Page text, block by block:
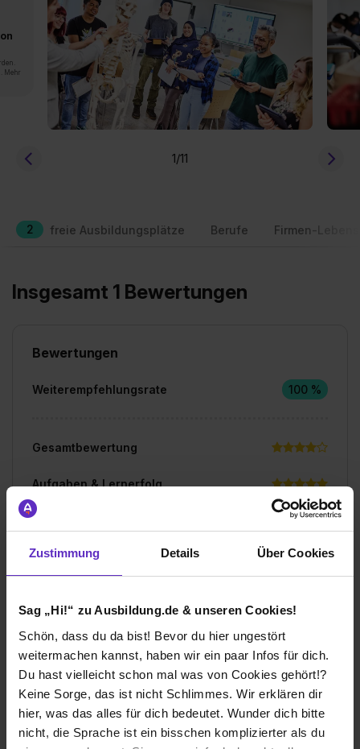
Zustimmung Details Über Cookies
Sag „Hi!“ zu Ausbildung.de & unseren Cookies!
Schön, dass du da bist! Bevor du hier ungestört
weitermachen kannst, haben wir ein paar Infos für dich.
Du hast vielleicht schon mal was von Cookies gehört!?
Keine Sorge, das ist nicht Schlimmes. Wir erklären dir
hier, was das alles für dich bedeutet. Wunder dich bitte
nicht, die Sprache ist ein bisschen komplizierter als du
Mehr
1/11
2 freie Ausbildungsplätze Berufe Firmen-
Insgesamt 1 Bewertungen
Ich würde diese Firma
Bewertungen
Weiterempfehlungsrate 100 %
Gesamtbewertung
Aufgaben & Lernerfolg
Spaßfaktor & Atmosphäre